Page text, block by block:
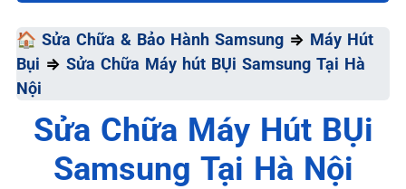
Đa
🏠 Sửa Chữa & Bảo Hành Samsung ⇒ Máy Hút
Bụi ⇒ Sửa Chữa Máy hút BỤi Samsung Tại Hà
Nội
Sửa Chữa Máy Hút BỤi
Samsung Tại Hà Nội